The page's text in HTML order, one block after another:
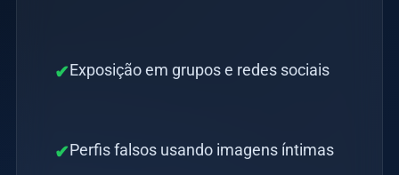
✔Exposição em grupos e redes sociais
✔Perfis falsos usando imagens íntimas